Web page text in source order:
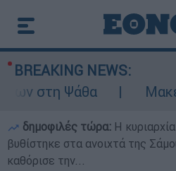
BREAKING NEWS:
στη Ψάθα
δημοφιλές τώρα: Η
βυθίστηκε στα ανοιχτά της
καθόρισε την...